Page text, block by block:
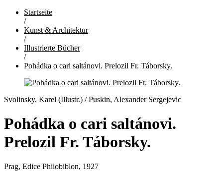
Startseite
/
Kunst & Architektur
/
Illustrierte Bücher
/
Pohádka o cari saltánovi. Prelozil Fr. Táborsky.
Svolinsky, Karel (Illustr.) / Puskin, Alexander Sergejevic
Pohádka o cari saltánovi.
Prelozil Fr. Táborsky.
Prag, Edice Philobiblon, 1927